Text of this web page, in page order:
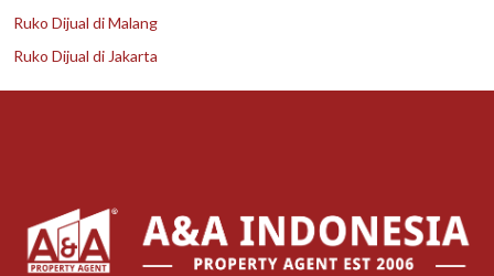
Ruko Dijual di Malang
Ruko Dijual di Jakarta